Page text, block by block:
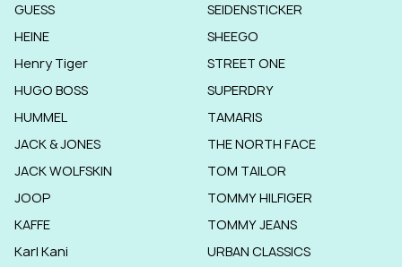
GUESS
HEINE
Henry Tiger
HUGO BOSS
HUMMEL
JACK & JONES
JACK WOLFSKIN
JOOP
KAFFE
Karl Kani
SEIDENSTICKER
SHEEGO
STREET ONE
SUPERDRY
TAMARIS
THE NORTH FACE
TOM TAILOR
TOMMY HILFIGER
TOMMY JEANS
URBAN CLASSICS